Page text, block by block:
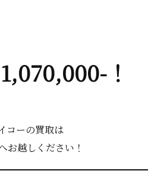
！
コーの買取は
お越しください！